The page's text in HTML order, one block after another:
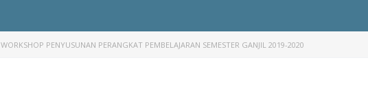
WORKSHOP PENYUSUNAN PERANGKAT PEMBELAJARAN SEMESTER GANJIL 2019-2020